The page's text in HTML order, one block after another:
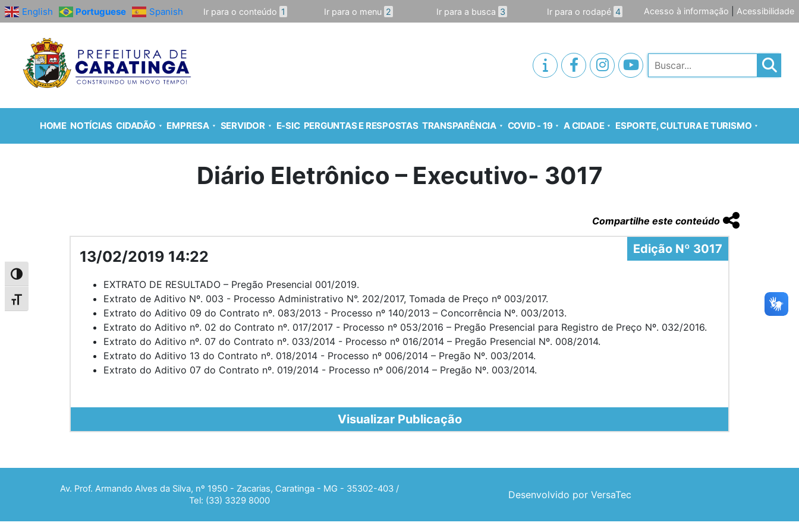
Alternar alto contraste
Alternar tamanho da fonte
English Portuguese Spanish Ir para o conteúdo 1 Ir para o menu 2 Ir para a busca 3 Ir para o rodapé 4 Acesso à informação Acessibilidade
Pesquisar
HOME NOTÍCIAS CIDADÃO EMPRESA SERVIDOR E-SIC PERGUNTAS E RESPOSTAS TRANSPARÊNCIA COVID - 19 A CIDADE ESPORTE, CULTURA E TURISMO
Diário Eletrônico – Executivo- 3017
Compartilhe este conteúdo
Edição Nº 3017
13/02/2019 14:22
EXTRATO DE RESULTADO – Pregão Presencial 001/2019.
Extrato de Aditivo Nº. 003 - Processo Administrativo N°. 202/2017, Tomada de Preço nº 003/2017.
Extrato do Aditivo 09 do Contrato nº. 083/2013 - Processo nº 140/2013 – Concorrência Nº. 003/2013.
Extrato do Aditivo nº. 02 do Contrato nº. 017/2017 - Processo nº 053/2016 – Pregão Presencial para Registro de Preço Nº. 032/2016.
Extrato do Aditivo nº. 07 do Contrato nº. 033/2014 - Processo nº 016/2014 – Pregão Presencial Nº. 008/2014.
Extrato do Aditivo 13 do Contrato nº. 018/2014 - Processo nº 006/2014 – Pregão Nº. 003/2014.
Extrato do Aditivo 07 do Contrato nº. 019/2014 - Processo nº 006/2014 – Pregão Nº. 003/2014.
Visualizar Publicação
Av. Prof. Armando Alves da Silva, nº 1950 - Zacarias, Caratinga - MG - 35302-403 /
Tel: (33) 3329 8000
Desenvolvido por VersaTec